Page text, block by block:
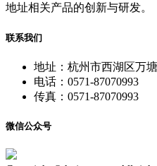
地址相关产品的创新与研发。
联系我们
地址：杭州市西湖区万
电话：0571-87070993
传真：0571-87070993
微信公众号